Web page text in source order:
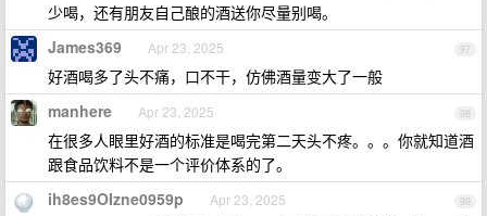
少喝，还有朋友自己酿的酒送你尽量别喝。
97
James369 Apr 23, 2025
好酒喝多了头不痛，口不干，仿佛酒量变大了一般
98
manhere Apr 23, 2025
在很多人眼里好酒的标准是喝完第二天头不疼。。。你就知道酒
跟食品饮料不是一个评价体系的了。
99
ih8es9OIzne0959p Apr 23, 2025